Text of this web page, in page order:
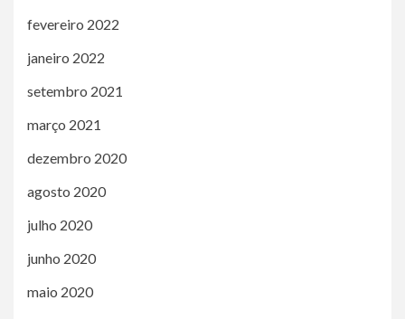
fevereiro 2022
janeiro 2022
setembro 2021
março 2021
dezembro 2020
agosto 2020
julho 2020
junho 2020
maio 2020